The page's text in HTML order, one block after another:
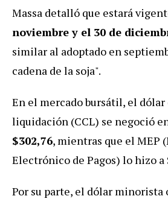
Massa detalló que estará
noviembre y el 30 de
similar al adoptado en
cadena de la soja".
En el mercado bursátil, el
liquidación (CCL) se negoció
$302,76, mientras que el MEP
Electrónico de Pagos) lo hizo a
Por su parte, el dólar minorista